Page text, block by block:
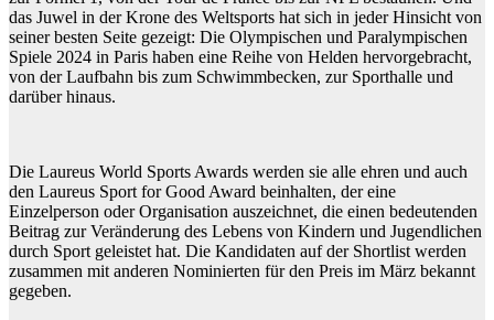
das Juwel in der Krone des Weltsports hat sich in jeder Hinsicht von
seiner besten Seite gezeigt: Die Olympischen und Paralympischen
Spiele 2024 in Paris haben eine Reihe von Helden hervorgebracht,
von der Laufbahn bis zum Schwimmbecken, zur Sporthalle und
darüber hinaus.
Die Laureus World Sports Awards werden sie alle ehren und auch
den Laureus Sport for Good Award beinhalten, der eine
Einzelperson oder Organisation auszeichnet, die einen bedeutenden
Beitrag zur Veränderung des Lebens von Kindern und Jugendlichen
durch Sport geleistet hat. Die Kandidaten auf der Shortlist werden
zusammen mit anderen Nominierten für den Preis im März bekannt
gegeben.